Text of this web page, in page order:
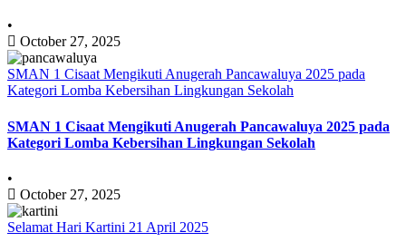
•
October 27, 2025
SMAN 1 Cisaat Mengikuti Anugerah Pancawaluya 2025 pada
Kategori Lomba Kebersihan Lingkungan Sekolah
SMAN 1 Cisaat Mengikuti Anugerah Pancawaluya 2025 pada
Kategori Lomba Kebersihan Lingkungan Sekolah
•
October 27, 2025
Selamat Hari Kartini 21 April 2025